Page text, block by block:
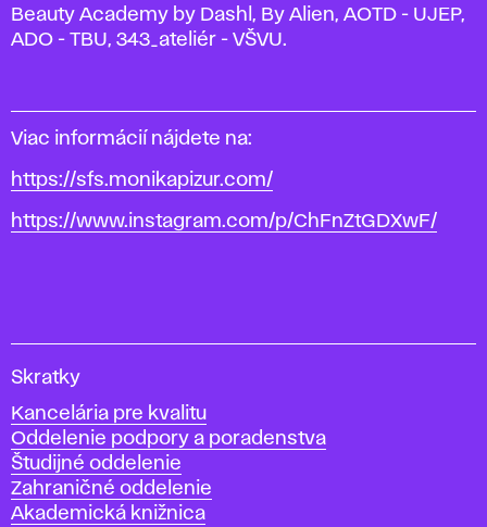
Beauty Academy by Dashl, By Alien, AOTD - UJEP,
ADO - TBU, 343_ateliér - VŠVU.
Viac informácií nájdete na:
https://sfs.monikapizur.com/
https://www.instagram.com/p/ChFnZtGDXwF/
V
s
o
k
á
š
Skratky
Kancelária pre kvalitu
Oddelenie podpory a poradenstva
Študijné oddelenie
Zahraničné oddelenie
Akademická knižnica